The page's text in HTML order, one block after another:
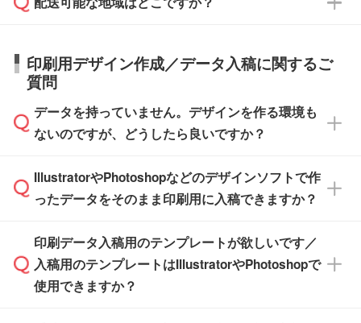
タッフまでお問い合わせください。
ル」に注文予定日をご入力いただくと、おおよ
その締切日や出荷目安をご確認いただけます。
品が決まりましたらお早めのご発注をお願いい
たします。
※土日祝日を除く営業日換算です。
※沖縄・離島は追加日数がかかります。
す。>>対象商品はこちら
※最短出荷日は商品によって異なります。各商
品ページにてご確認ください
はできかねますので予めご了承ください。
商品によって異なります。各ページにある商品
す。(白箱、化粧箱、ブリスターパックなど)
【袋入り】 商品がひとつずつ袋に入っていま
す。(透明袋、デザイン袋など)
【個包装なし】 個包装がされていない状態で
※化粧箱から白箱への入れ替えや、オリジナル
箱の作成は原則承っておりません。
直接納品は行っておりませんので予めご了承く
ださい。
印刷用デザイン作成／データ入稿に関するご
質問
データを持っていません。デザインを作る環境も
ないのですが、どうしたら良いですか？
無料の「デザインシミュレーター」を使えば、
PCやスマホから簡単にデザインを作成できま
ザインソフトがなくても安心です。
また、「データ作成サービス
IllustratorやPhotoshopなどのデザインソフトで作
ったデータをそのまま印刷用に入稿できますか？
IllustratorやPhotoshop、CLIP STUDIOなどのデ
ザインソフトでこだわりのデザインを作成した
い方は、完全データ入稿
印刷データ入稿用のテンプレートが欲しいです／
入稿用のテンプレートはIllustratorやPhotoshopで
使用できますか？